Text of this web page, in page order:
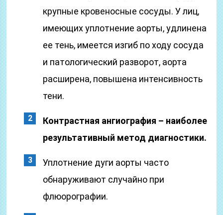
крупные кровеносные сосуды. У лиц,
имеющих уплотнение аорты, удлинена
ее тень, имеется изгиб по ходу сосуда
и патологический разворот, аорта
расширена, повышена интенсивность
тени.
Контрастная ангиография – наиболее
результативный метод диагностики.
Уплотнение дуги аорты часто
обнаруживают случайно при
флюорографии.